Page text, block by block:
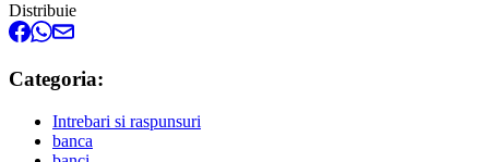
Distribuie
Categoria:
Intrebari si raspunsuri
banca